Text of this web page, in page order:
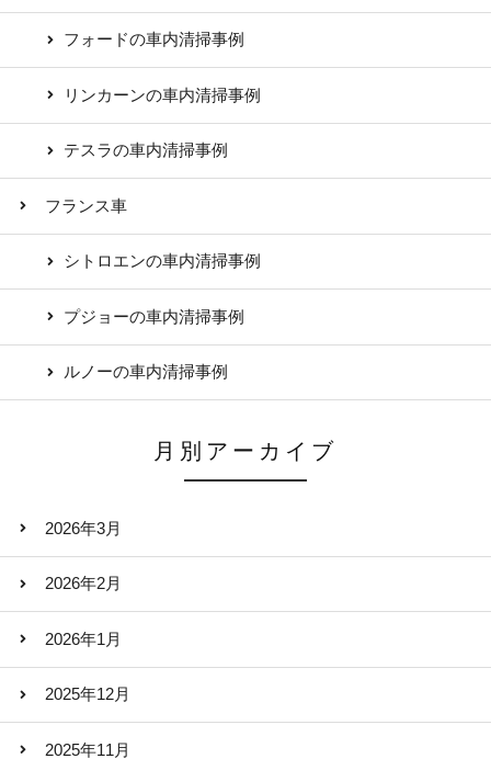
フォードの車内清掃事例
リンカーンの車内清掃事例
テスラの車内清掃事例
フランス車
シトロエンの車内清掃事例
プジョーの車内清掃事例
ルノーの車内清掃事例
月別アーカイブ
2026年3月
2026年2月
2026年1月
2025年12月
2025年11月